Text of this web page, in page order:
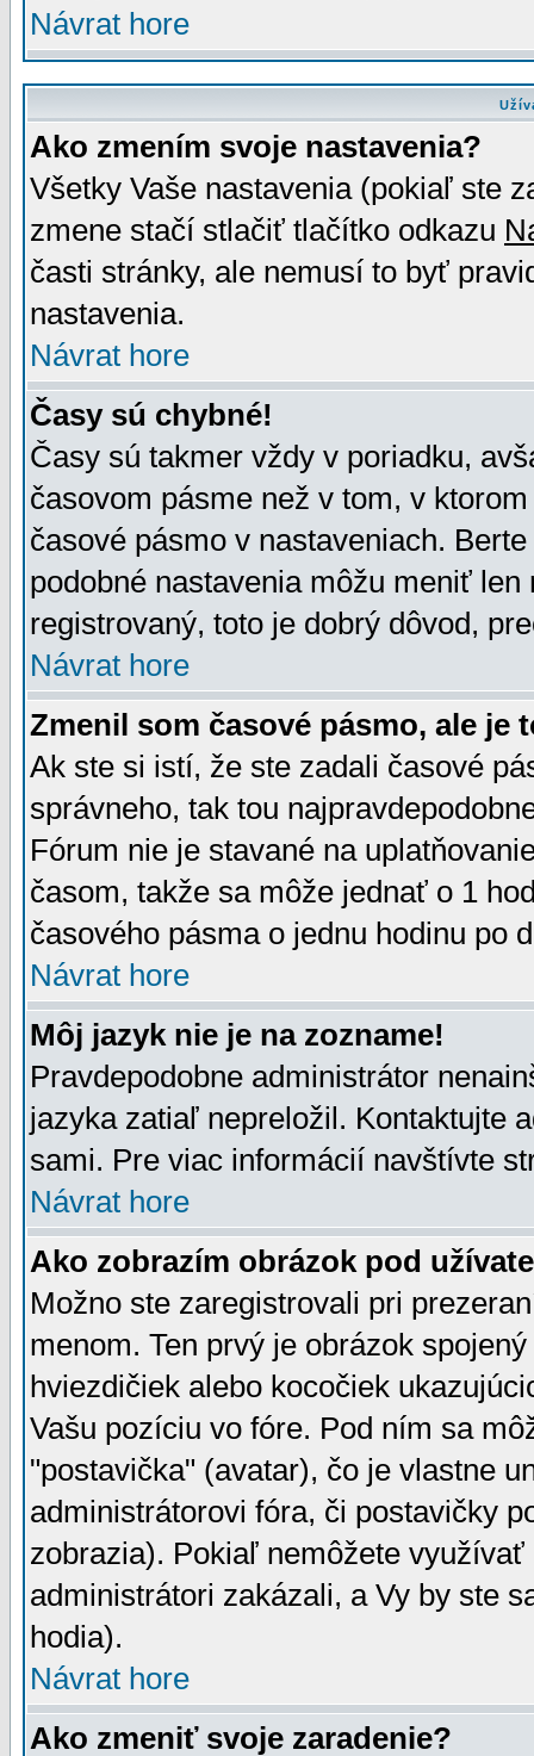
Návrat hore
Ako zmením svoje nastavenia?
Všetky Vaše nastavenia (pokiaľ ste
zmene stačí stlačiť tlačítko odkazu
časti stránky, ale nemusí to byť
nastavenia.
Návrat hore
Časy sú chybné!
Časy sú takmer vždy v poriadku,
časovom pásme než v tom, v
časové pásmo v nastaveniach.
podobné nastavenia môžu meniť
registrovaný, toto je dobrý dôvod,
Návrat hore
Zmenil som časové pásmo, ale je
Ak ste si istí, že ste zadali časové
správneho, tak tou
Fórum nie je stavané na
časom, takže sa môže jednať o 1
časového pásma o jednu hodinu po
Návrat hore
Môj jazyk nie je na zozname!
Pravdepodobne administrátor
jazyka zatiaľ nepreložil. Kontaktujte
sami. Pre viac informácií navštívte
Návrat hore
Ako zobrazím obrázok pod
Možno ste zaregistrovali pri
menom. Ten prvý je obrázok
hviezdičiek alebo kocočiek
Vašu pozíciu vo fóre. Pod ním sa
"postavička" (avatar), čo je vlastne
administrátorovi fóra, či postavičky
zobrazia). Pokiaľ nemôžete
administrátori zakázali, a Vy by ste
hodia).
Návrat hore
Ako zmeniť svoje zaradenie?